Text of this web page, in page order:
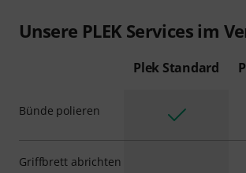
Unsere PLEK Services im
Plek Standard
Bünde polieren
Griffbrett abrichten